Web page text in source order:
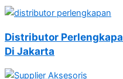
Distributor
Di Jakarta